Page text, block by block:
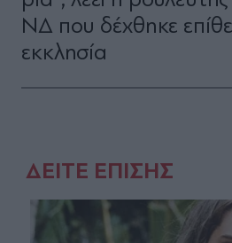
ΝΔ που δέχθηκε
εκκλησία